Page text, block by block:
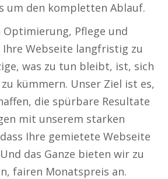
um den kompletten Ablauf.
Pflege und
Webseite langfristig zu
was zu tun bleibt, ist, sich
kümmern. Unser Ziel ist es,
die spürbare Resultate
mit unserem starken
Ihre gemietete Webseite
das Ganze bieten wir zu
fairen Monatspreis an.